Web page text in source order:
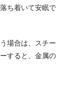
ち着いて安眠で
場合は、スチー
すると、金属の